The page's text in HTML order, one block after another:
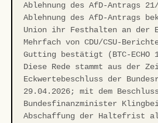
Ablehnung des AfD-Antrags
Ablehnung des AfD-Antrags
Union ihr Festhalten an der
Mehrfach von CDU/CSU-
Gutting bestätigt (BTC-ECHO
Diese Rede stammt aus der
Eckwertebeschluss der
29.04.2026; mit dem
Bundesfinanzminister
Abschaffung der Haltefrist